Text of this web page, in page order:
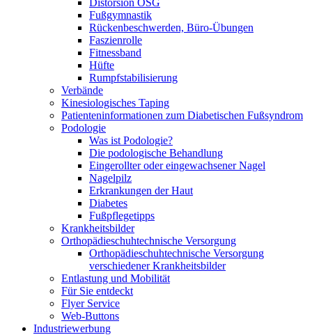
Distorsion OSG
Fußgymnastik
Rückenbeschwerden, Büro-Übungen
Faszienrolle
Fitnessband
Hüfte
Rumpfstabilisierung
Verbände
Kinesiologisches Taping
Patienteninformationen zum Diabetischen Fußsyndrom
Podologie
Was ist Podologie?
Die podologische Behandlung
Eingerollter oder eingewachsener Nagel
Nagelpilz
Erkrankungen der Haut
Diabetes
Fußpflegetipps
Krankheitsbilder
Orthopädieschuhtechnische Versorgung
Orthopädieschuhtechnische Versorgung
verschiedener Krankheitsbilder
Entlastung und Mobilität
Für Sie entdeckt
Flyer Service
Web-Buttons
Industriewerbung